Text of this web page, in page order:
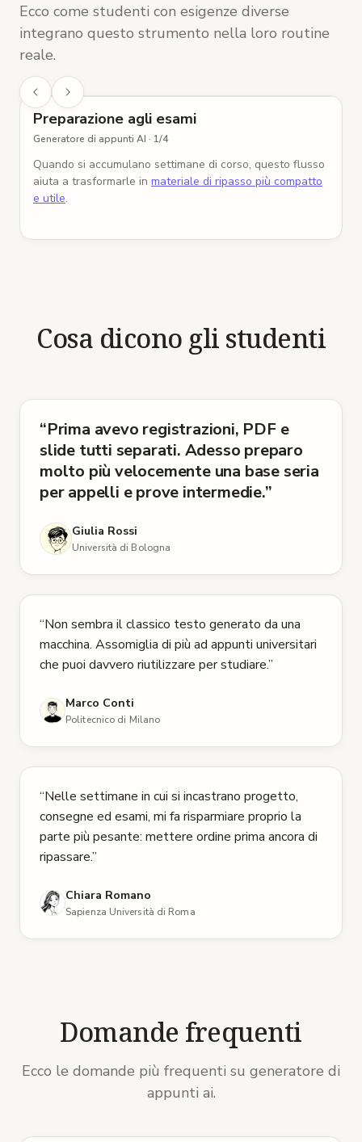
Ecco come studenti con esigenze diverse
integrano questo strumento nella loro routine
reale.
Preparazione agli esami
Generatore di appunti AI · 1/4
Quando si accumulano settimane di corso, questo flusso
aiuta a trasformarle in materiale di ripasso più compatto
e utile.
Cosa dicono gli studenti
5 stelle su 5
“Prima avevo registrazioni, PDF e
slide tutti separati. Adesso preparo
molto più velocemente una base seria
per appelli e prove intermedie.”
Giulia Rossi
Università di Bologna
5 stelle su 5
“Non sembra il classico testo generato da una
macchina. Assomiglia di più ad appunti universitari
che puoi davvero riutilizzare per studiare.”
Marco Conti
Politecnico di Milano
5 stelle su 5
“Nelle settimane in cui si incastrano progetto,
consegne ed esami, mi fa risparmiare proprio la
parte più pesante: mettere ordine prima ancora di
ripassare.”
Chiara Romano
Sapienza Università di Roma
Domande frequenti
Ecco le domande più frequenti su generatore di
appunti ai.